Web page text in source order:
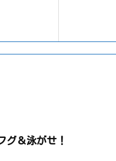
＆泳がせ！